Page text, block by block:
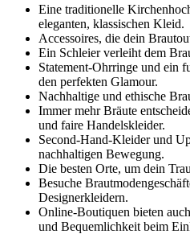
Eine traditionelle
eleganten, klassischen Kleid.
Accessoires, die dein
Ein Schleier verleiht dem
Statement-Ohrringe und ein
den perfekten Glamour.
Nachhaltige und ethische
Immer mehr Bräute
und faire Handelskleider.
Second-Hand-Kleider und
nachhaltigen Bewegung.
Die besten Orte, um dein
Besuche
Designerkleidern.
Online-Boutiquen bieten
und Bequemlichkeit beim